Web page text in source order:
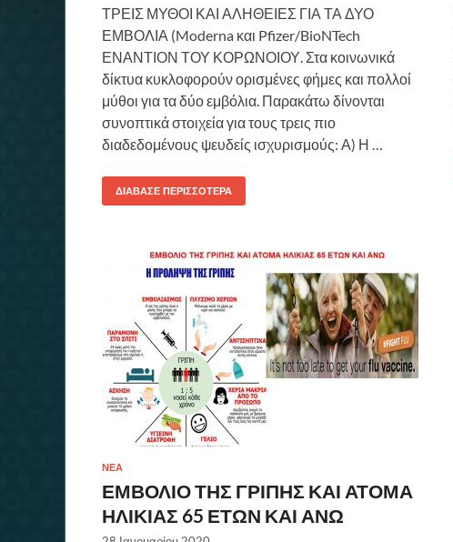
ΤΡΕΙΣ ΜΥΘΟΙ ΚΑΙ ΑΛΗΘΕΙΕΣ ΓΙΑ ΤΑ ΔΥΟ
ΕΜΒΟΛΙΑ (Moderna και Pfizer/BioNTech
ΕΝΑΝΤΙΟΝ ΤΟΥ ΚΟΡΩΝΟΙΟΥ. Στα κοινωνικά
δίκτυα κυκλοφορούν ορισμένες φήμες και πολλοί
μύθοι για τα δύο εμβόλια. Παρακάτω δίνονται
συνοπτικά στοιχεία για τους τρεις πιο
διαδεδομένους ψευδείς ισχυρισμούς: Α) Η …
ΔΙΆΒΑΣΕ ΠΕΡΙΣΣΌΤΕΡΑ
ΝΈΑ
ΕΜΒΟΛΙΟ ΤΗΣ ΓΡΙΠΗΣ ΚΑΙ ΑΤΟΜΑ
ΗΛΙΚΙΑΣ 65 ΕΤΩΝ ΚΑΙ ΑΝΩ